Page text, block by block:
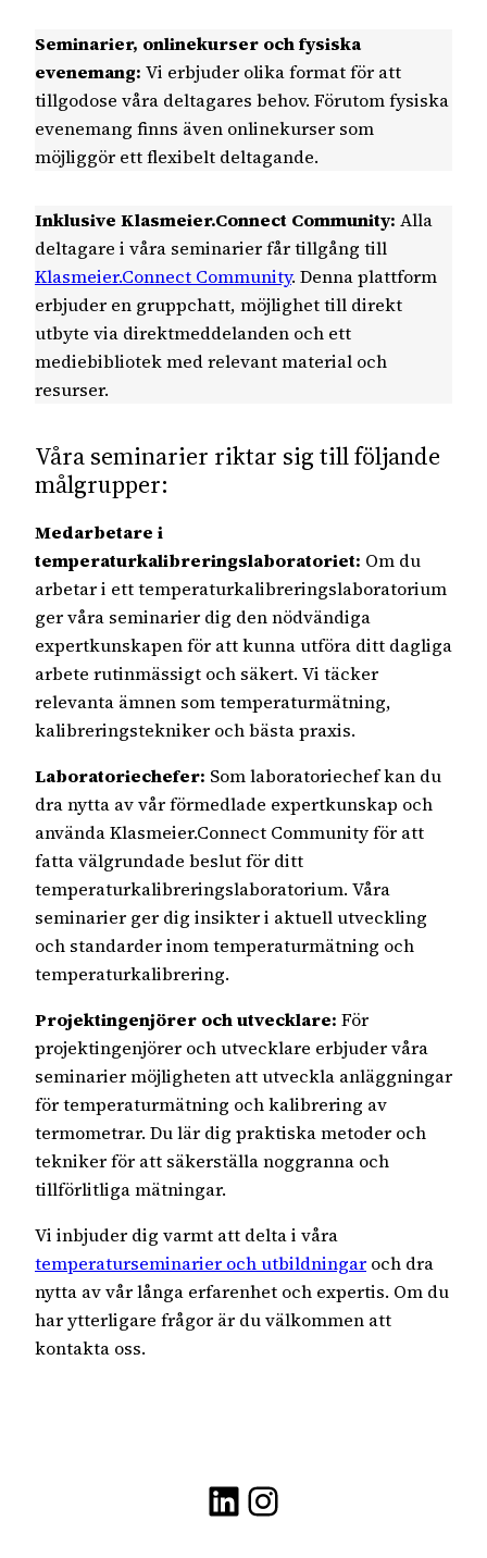
Seminarier, onlinekurser och fysiska
evenemang: Vi erbjuder olika format för att
tillgodose våra deltagares behov. Förutom fysiska
evenemang finns även onlinekurser som
möjliggör ett flexibelt deltagande.
Inklusive Klasmeier.Connect Community: Alla
deltagare i våra seminarier får tillgång till
Klasmeier.Connect Community. Denna plattform
erbjuder en gruppchatt, möjlighet till direkt
utbyte via direktmeddelanden och ett
mediebibliotek med relevant material och
resurser.
Våra seminarier riktar sig till följande
målgrupper:
Medarbetare i
temperaturkalibreringslaboratoriet: Om du
arbetar i ett temperaturkalibreringslaboratorium
ger våra seminarier dig den nödvändiga
expertkunskapen för att kunna utföra ditt dagliga
arbete rutinmässigt och säkert. Vi täcker
relevanta ämnen som temperaturmätning,
kalibreringstekniker och bästa praxis.
Laboratoriechefer: Som laboratoriechef kan du
dra nytta av vår förmedlade expertkunskap och
använda Klasmeier.Connect Community för att
fatta välgrundade beslut för ditt
temperaturkalibreringslaboratorium. Våra
seminarier ger dig insikter i aktuell utveckling
och standarder inom temperaturmätning och
temperaturkalibrering.
Projektingenjörer och utvecklare: För
projektingenjörer och utvecklare erbjuder våra
seminarier möjligheten att utveckla anläggningar
för temperaturmätning och kalibrering av
termometrar. Du lär dig praktiska metoder och
tekniker för att säkerställa noggranna och
tillförlitliga mätningar.
Vi inbjuder dig varmt att delta i våra
temperaturseminarier och utbildningar och dra
nytta av vår långa erfarenhet och expertis. Om du
har ytterligare frågor är du välkommen att
kontakta oss.
LinkedIn
Instagram